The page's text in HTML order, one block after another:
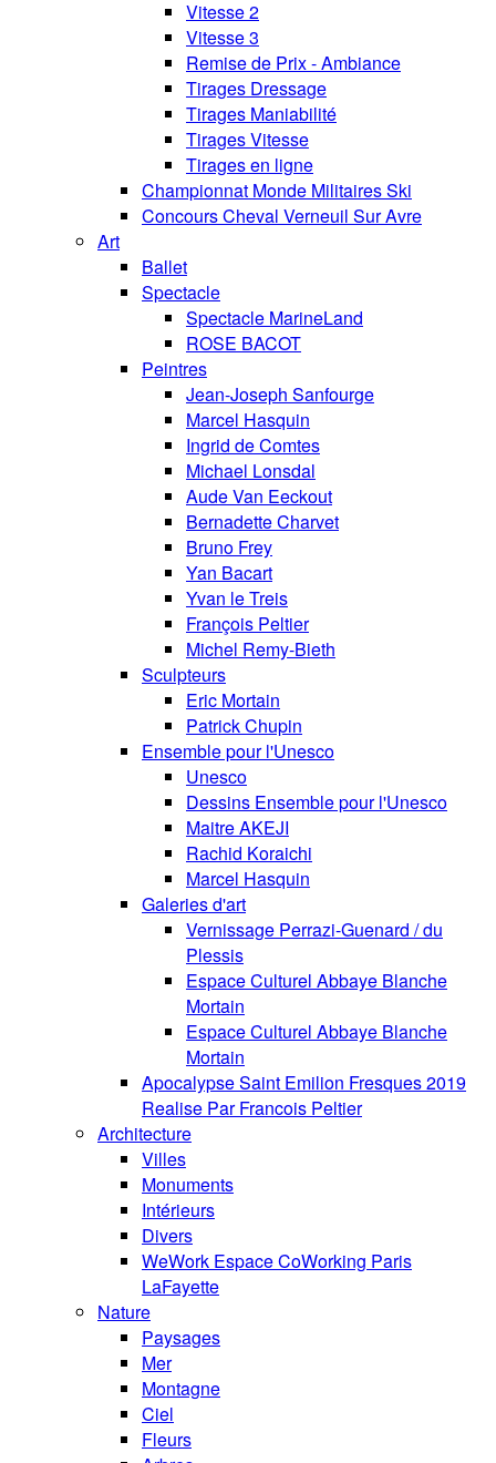
Vitesse 2
Vitesse 3
Remise de Prix - Ambiance
Tirages Dressage
Tirages Maniabilité
Tirages Vitesse
Tirages en ligne
Championnat Monde Militaires Ski
Concours Cheval Verneuil Sur Avre
Art
Ballet
Spectacle
Spectacle MarineLand
ROSE BACOT
Peintres
Jean-Joseph Sanfourge
Marcel Hasquin
Ingrid de Comtes
Michael Lonsdal
Aude Van Eeckout
Bernadette Charvet
Bruno Frey
Yan Bacart
Yvan le Treis
François Peltier
Michel Remy-Bieth
Sculpteurs
Eric Mortain
Patrick Chupin
Ensemble pour l'Unesco
Unesco
Dessins Ensemble pour l'Unesco
Maitre AKEJI
Rachid Koraichi
Marcel Hasquin
Galeries d'art
Vernissage Perrazi-Guenard / du
Plessis
Espace Culturel Abbaye Blanche
Mortain
Espace Culturel Abbaye Blanche
Mortain
Apocalypse Saint Emilion Fresques 2019
Realise Par Francois Peltier
Architecture
Villes
Monuments
Intérieurs
Divers
WeWork Espace CoWorking Paris
LaFayette
Nature
Paysages
Mer
Montagne
Ciel
Fleurs